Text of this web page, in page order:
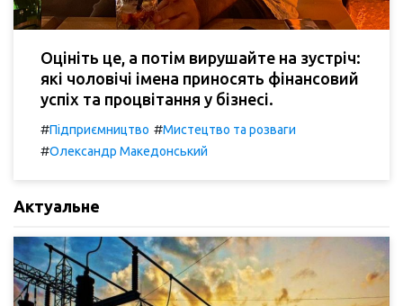
Оцініть це, а потім вирушайте на зустріч:
які чоловічі імена приносять фінансовий
успіх та процвітання у бізнесі.
#Підприємництво #Мистецтво та розваги
#Олександр Македонський
Актуальне